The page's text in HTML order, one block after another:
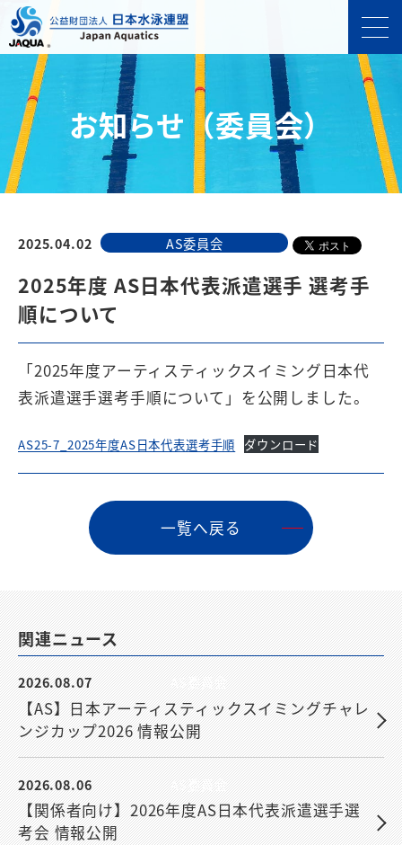
お知らせ（委員会）
2025.04.02 AS委員会
2025年度 AS日本代表派遣選手 選考手
順について
「2025年度アーティスティックスイミング日本代
表派遣選手選考手順について」を公開しました。
AS25-7_2025年度AS日本代表選考手順 ダウンロード
⼀覧へ戻る
関連ニュース
2026.08.07 AS委員会
【AS】日本アーティスティックスイミングチャレ
ンジカップ2026 情報公開
2026.08.06 AS委員会
【関係者向け】2026年度AS日本代表派遣選手選
考会 情報公開